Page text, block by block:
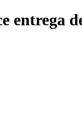
entrega